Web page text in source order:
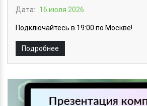
Дата: 16 июля 2026
Подключайтесь в 19:00 по Москве!
Подробнее